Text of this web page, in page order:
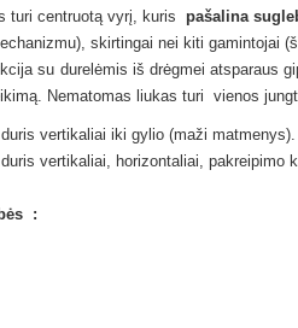
turi centruotą vyrį, kuris pašalina
skirtingai nei kiti gamintojai
su durelėmis iš drėgmei atsparaus
Nematomas liukas turi vienos
vertikaliai iki gylio (maži matmenys).
vertikaliai, horizontaliai, pakreipimo
: